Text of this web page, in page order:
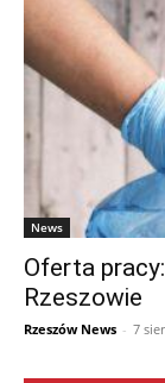
News
Oferta
Rzeszowie
Rzeszów News - 7